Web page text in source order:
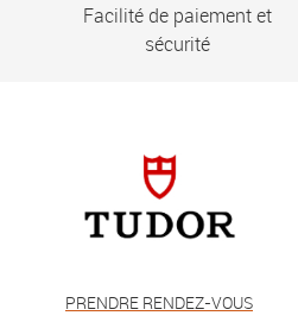
Facilité de paiement et
sécurité
PRENDRE RENDEZ-VOUS